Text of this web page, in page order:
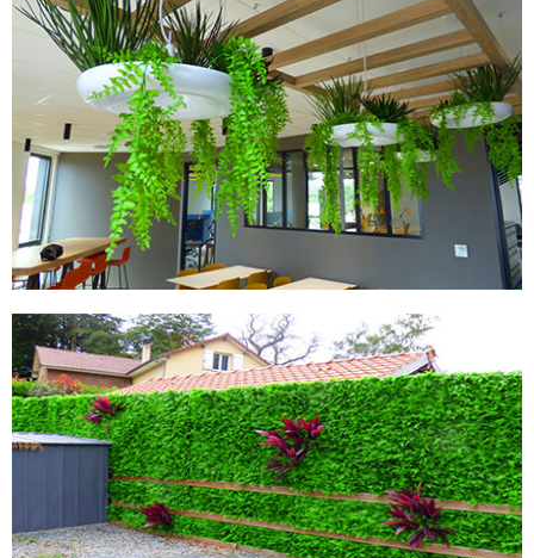
PLANTES ARTIFICIELLES
MURS ARTIFCIELS